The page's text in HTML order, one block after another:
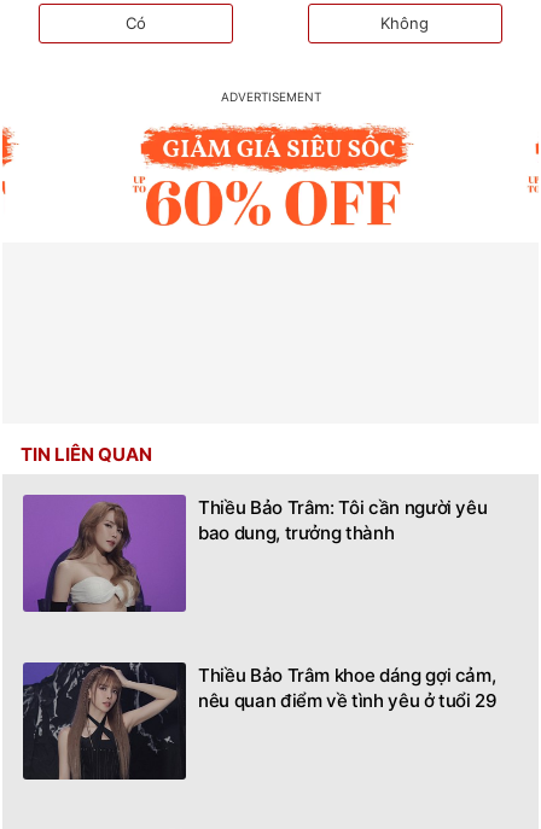
Có Không
TIN LIÊN QUAN
Thiều Bảo Trâm: Tôi cần người yêu
bao dung, trưởng thành
Thiều Bảo Trâm khoe dáng gợi cảm,
nêu quan điểm về tình yêu ở tuổi 29